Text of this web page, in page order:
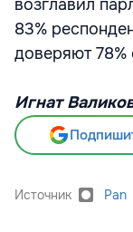
возглавил
83%
доверяют
Игнат
Источник Pan